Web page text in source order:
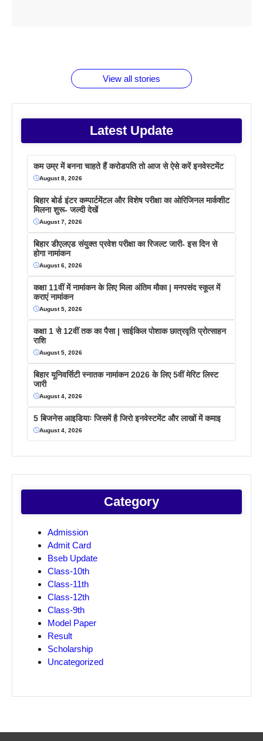
View all stories
Latest Update
कम उम्र में बनना चाहते हैं करोडपति तो आज से ऐसे करें इनवेस्टमेंट
August 8, 2026
बिहार बोर्ड इंटर कम्पार्टमेंटल और विशेष परीक्षा का ओरिजिनल मार्कशीट
मिलना शुरू- जल्दी देखें
August 7, 2026
बिहार डीएलएड संयुक्त प्रवेश परीक्षा का रिजल्ट जारी- इस दिन से
होगा नामांकन
August 6, 2026
कक्षा 11वीं में नामांकन के लिए मिला अंतिम मौका | मनपसंद स्कूल में
कराएं नामांकन
August 5, 2026
कक्षा 1 से 12वीं तक का पैसा | साईकिल पोशाक छात्रवृति प्रोत्साहन
राशि
August 5, 2026
बिहार यूनिवर्सिटी स्नातक नामांकन 2026 के लिए 5वीं मेरिट लिस्ट
जारी
August 4, 2026
5 बिजनेस आइडियाः जिसमें है जिरो इनवेस्टमेंट और लाखों में कमाइ
August 4, 2026
Category
Admission
Admit Card
Bseb Update
Class-10th
Class-11th
Class-12th
Class-9th
Model Paper
Result
Scholarship
Uncategorized